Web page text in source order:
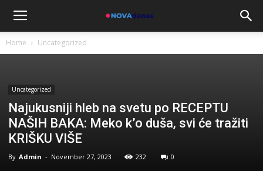
Home Uncategorized
Uncategorized
Najukusniji hleb na svetu po RECEPTU
NAŠIH BAKA: Meko k’o duša, svi će tražiti
KRIŠKU VIŠE
By Admin - November 27, 2023 232 0